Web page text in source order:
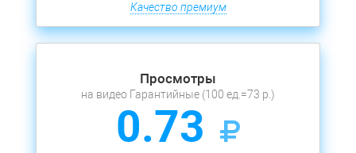
Качество премиум
Просмотры
на видео Гарантийные (100 ед.=73 р.)
0.73